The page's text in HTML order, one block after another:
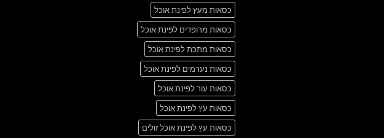
כסאות מעץ לפינת אוכל
כסאות מרופדים לפינת אוכל
כסאות מתכת לפינת אוכל
כסאות נערמים לפינת אוכל
כסאות עור לפינת אוכל
כסאות עץ לפינת אוכל
כסאות עץ לפינת אוכל זולים